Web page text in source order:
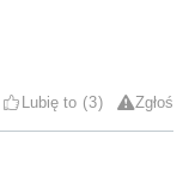
Lubię to 3 Zgłoś